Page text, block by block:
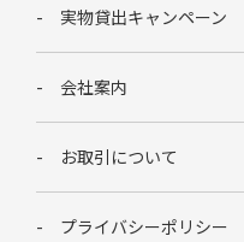
実物貸出キャンペーン
会社案内
お取引について
プライバシーポリシー